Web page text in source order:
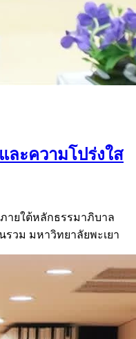
ละความโปร่งใส
ายใต้หลักธรรมาภิบาล
รวม มหาวิทยาลัยพะเยา